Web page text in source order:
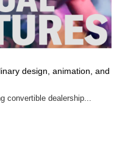
design, animation, and
convertible dealership...